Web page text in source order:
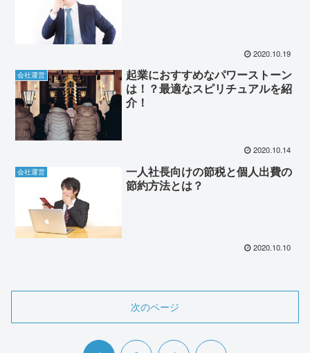
2020.10.19
会社運営
起業におすすめなパワーストーン
は！？最適なスピリチュアルを紹
介！
2020.10.14
会社運営
一人社長向けの節税と個人出費の
節約方法とは？
2020.10.10
次のページ